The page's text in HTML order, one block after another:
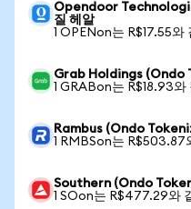
Opendoor
질 헤알
1 OPENon는 R$17.55와
Grab Holdings (Ondo
1 GRABon는 R$18.93와
Rambus (Ondo
1 RMBSon는 R$503.87
Southern (Ondo
1 SOon는 R$477.29와